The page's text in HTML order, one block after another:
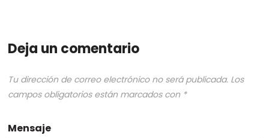
Deja un comentario
Tu dirección de correo electrónico no será publicada. Los
campos obligatorios están marcados con *
Mensaje